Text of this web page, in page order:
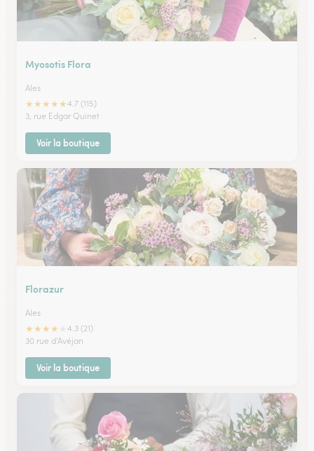
Myosotis Flora
Ales
★★★★★4.7 (115)
3, rue Edgar Quinet
Voir la boutique
Florazur
Ales
★★★★
4.3 (21)
30 rue d'Avéjan
Voir la boutique